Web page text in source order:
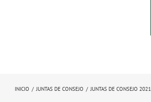
INICIO / JUNTAS DE CONSEJO / JUNTAS DE CONSEJO 2021